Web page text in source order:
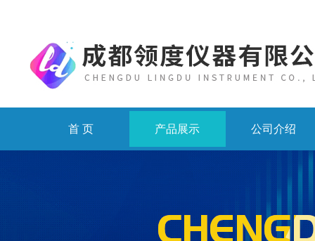
首 页 产品展示 公司介绍